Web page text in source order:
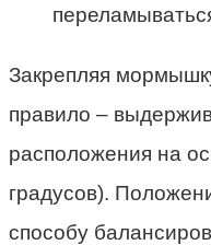
Закрепляя
правило –
расположения на
градусов).
способу